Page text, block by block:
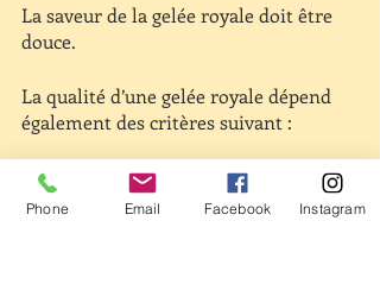
La saveur de la gelée royale doit être
douce.
La qualité d’une gelée royale dépend
également des critères suivant :
Le mode d’élevage des abeilles
Le stockage de la gelée
Phone Email Facebook Instagram